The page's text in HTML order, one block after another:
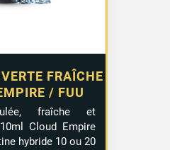
FRAÎCHE
/ FUU
fraîche et
Cloud Empire
hybride 10 ou 20